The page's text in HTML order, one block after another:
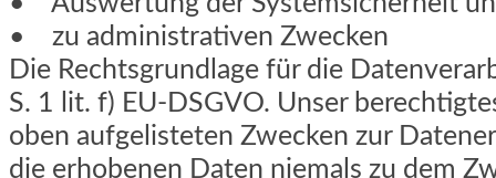
• zu administrativen Zwecken
Die Rechtsgrundlage für die
S. 1 lit. f) EU-DSGVO. Unser
oben aufgelisteten Zwecken zur
die erhobenen Daten niemals zu dem